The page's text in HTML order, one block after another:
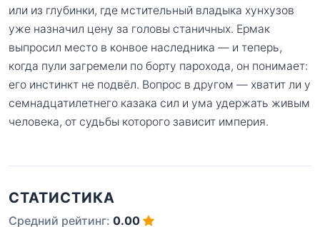
или из глубинки, где мстительный владыка хунхузов
уже назначил цену за головы станичных. Ермак
выпросил место в конвое наследника — и теперь,
когда пули загремели по борту парохода, он понимает:
его инстинкт не подвёл. Вопрос в другом — хватит ли у
семнадцатилетнего казака сил и ума удержать живым
человека, от судьбы которого зависит империя.
СТАТИСТИКА
Средний рейтинг: 0.00